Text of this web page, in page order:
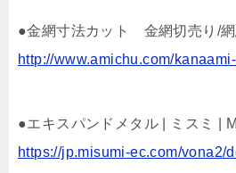
●金網寸法カット 金網切売り/網
http://www.amichu.com/
●エキスパンドメタル | ミスミ |
https://jp.misumi-ec.com/vona2/